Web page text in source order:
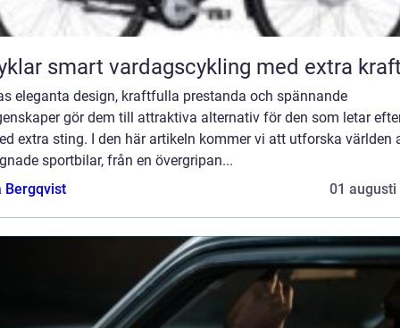
Elcyklar smart vardagscykling med extra
eleganta design, kraftfulla prestanda och spännande
gör dem till attraktiva alternativ för den som letar
extra sting. I den här artikeln kommer vi att utforska världen
sportbilar, från en övergripan...
Bergqvist
01 augusti